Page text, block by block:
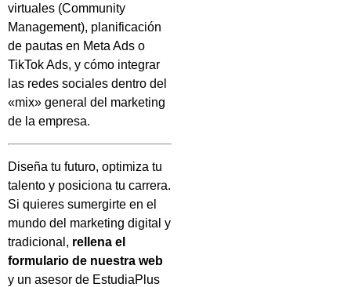
virtuales (Community
Management), planificación
de pautas en Meta Ads o
TikTok Ads, y cómo integrar
las redes sociales dentro del
«mix» general del marketing
de la empresa.
Diseña tu futuro, optimiza tu
talento y posiciona tu carrera.
Si quieres sumergirte en el
mundo del marketing digital y
tradicional, rellena el
formulario de nuestra web
y un asesor de EstudiaPlus